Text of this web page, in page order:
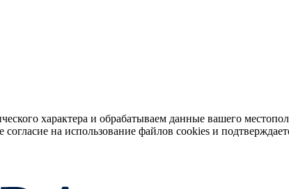
характера и обрабатываем данные вашего
на использование файлов cookies и